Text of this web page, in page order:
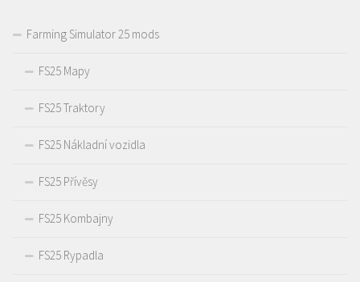
Farming Simulator 25 mods
FS25 Mapy
FS25 Traktory
FS25 Nákladní vozidla
FS25 Přívěsy
FS25 Kombajny
FS25 Rypadla